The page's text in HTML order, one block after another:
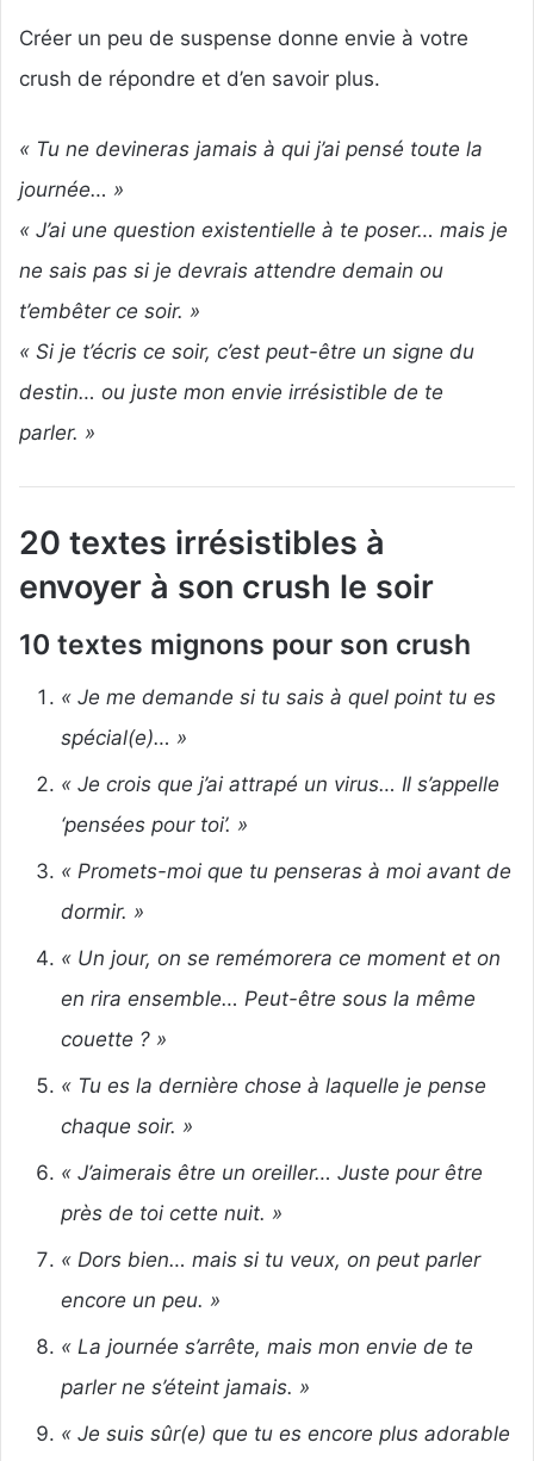
Créer un peu de suspense donne envie à votre
crush de répondre et d’en savoir plus.
« Tu ne devineras jamais à qui j’ai pensé toute la
journée… »
« J’ai une question existentielle à te poser… mais je
ne sais pas si je devrais attendre demain ou
t’embêter ce soir. »
« Si je t’écris ce soir, c’est peut-être un signe du
destin… ou juste mon envie irrésistible de te
parler. »
20 textes irrésistibles à
envoyer à son crush le soir
10 textes mignons pour son crush
« Je me demande si tu sais à quel point tu es
spécial(e)… »
« Je crois que j’ai attrapé un virus… Il s’appelle
‘pensées pour toi’. »
« Promets-moi que tu penseras à moi avant de
dormir. »
« Un jour, on se remémorera ce moment et on
en rira ensemble… Peut-être sous la même
couette ? »
« Tu es la dernière chose à laquelle je pense
chaque soir. »
« J’aimerais être un oreiller… Juste pour être
près de toi cette nuit. »
« Dors bien… mais si tu veux, on peut parler
encore un peu. »
« La journée s’arrête, mais mon envie de te
parler ne s’éteint jamais. »
« Je suis sûr(e) que tu es encore plus adorable